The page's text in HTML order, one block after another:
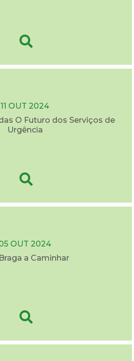
11 OUT 2024
O Futuro dos Serviços de
Urgência
OUT 2024
a Caminhar